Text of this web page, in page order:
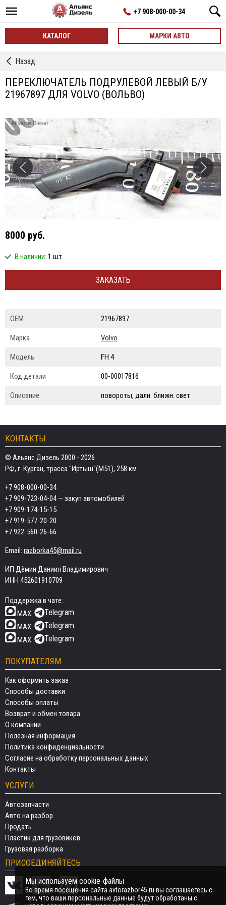
+7 908-000-00-34
КАТАЛОГ МАРКИ АВТО
←
Переключатели
Назад
ПЕРЕКЛЮЧАТЕЛЬ ПОДРУЛЕВОЙ ЛЕВЫЙ Б/У
21967897 ДЛЯ VOLVO (ВОЛЬВО)
8000 руб.
В наличии: 1 шт.
ЗАКАЗАТЬ
ОЕМ 21967897
Марка Volvo
Модель FH 4
Код детали 00-00017816
Описание повороты, далн. ближн. свет.
КОНТАКТЫ
© Альянс Дизель 2000 - 2026
РФ, г. Курган, трасса "Иртыш"(М51), 258 км.
+7 908-000-00-34
+7 909-723-04-04— закуп автомобилей
+7 909-174-15-15
+7 919-577-20-20
+7 922-560-26-66
Email: razborka45@mail.ru
ИП Дёмин Даниил Владимирович
ИНН 452601910709
Поддержка в чате:
MAX
Telegram
MAX Telegram
MAX Telegram
ПОКУПАТЕЛЯМ
Как оформить заказ
Способы доставки
Способы оплаты
Возврат и обмен товара
О компании
Полезная информация
Политика конфиденциальности
Согласие на обработку персональных данных
Контакты
УСЛУГИ
Автозапчасти
Авто на разбор
Продать
Пластик для грузовиков
Грузовая разборка
ПРИСОЕДИНЯЙТЕСЬ
Мы используем cookie-файлы
Во время посещения сайта avtorazbor45.ru вы соглашаетесь с
тем, что ваши персональные данные будут обработаны с